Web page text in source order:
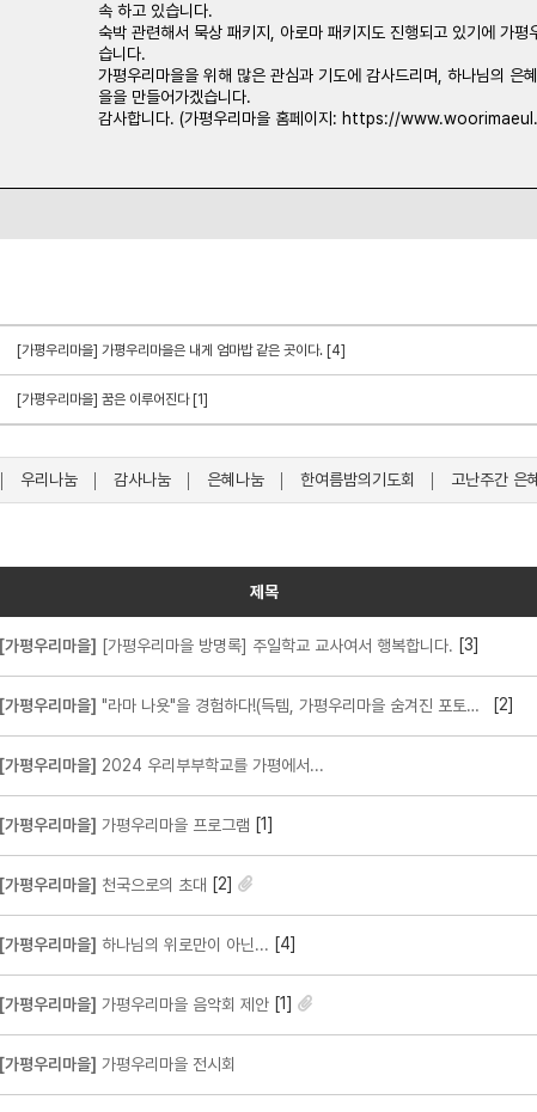
속 하고 있습니다.
숙박 관련해서 묵상 패키지, 아로마 패키지도 진행되고 있기에 가평
습니다.
가평우리마을을 위해 많은 관심과 기도에 감사드리며, 하나님의 은
을을 만들어가겠습니다.
감사합니다. (가평우리마을 홈페이지: https://
[가평우리마을] 가평우리마을은 내게 엄마밥 같은 곳이다. [4]
[가평우리마을] 꿈은 이루어진다 [1]
우리나눔 감사나눔 은혜나눔 한여름밤의기도회 고난주간 은
제목
[가평우리마을] [가평우리마을 방명록] 주일학교 교사여서 행복합니다. [3]
[가평우리마을] "라마 나욧"을 경험하다!(득템, 가평우리마을 숨겨진 포토존 2 곳) [2]
[가평우리마을] 2024 우리부부학교를 가평에서...
[가평우리마을] 가평우리마을 프로그램 [1]
[가평우리마을] 천국으로의 초대 [2]
[가평우리마을] 하나님의 위로만이 아닌... [4]
[가평우리마을] 가평우리마을 음악회 제안 [1]
[가평우리마을] 가평우리마을 전시회